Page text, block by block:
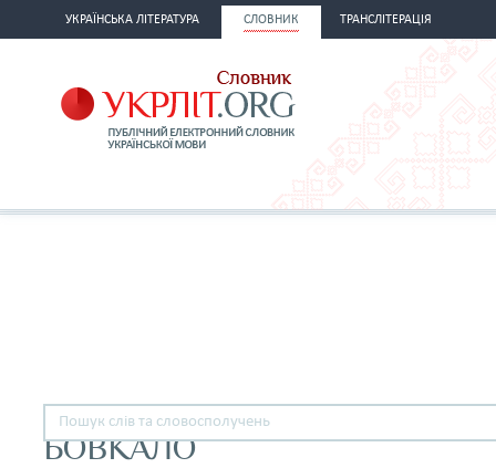
УКРАЇНСЬКА ЛІТЕРАТУРА СЛОВНИК ТРАНСЛІТЕРАЦІЯ
БОВКАЛО